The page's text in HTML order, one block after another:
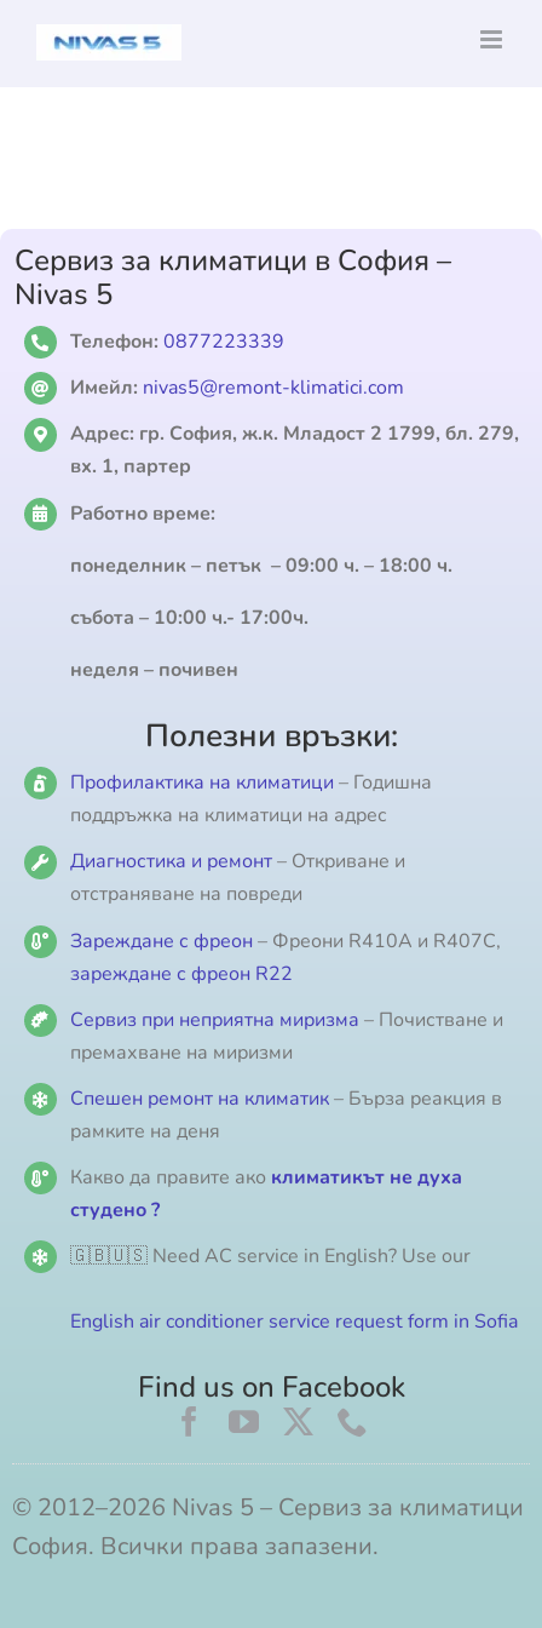
Сервиз за климатици в София –
Nivas 5
Телефон: 0877223339
Имейл: nivas5@remont-klimatici.com
Адрес: гр. София, ж.к. Младост 2 1799, бл. 279,
вх. 1, партер
Работно време:
понеделник – петък – 09:00 ч. – 18:00 ч.
събота – 10:00 ч.- 17:00ч.
неделя – почивен
Полезни връзки:
Профилактика на климатици – Годишна
поддръжка на климатици на адрес
Диагностика и ремонт– Откриване и
отстраняване на повреди
Зареждане с фреон – Фреони R410A и R407C,
зареждане с фреон R22
Сервиз при неприятна миризма – Почистване и
премахване на миризми
Спешен ремонт на климатик– Бърза реакция в
рамките на деня
Какво да правите ако климатикът не духа
студено ?
🇬🇧🇺🇸 Need AC service in English? Use our
English air conditioner service request form in Sofia
Find us on Facebook
© 2012–2026 Nivas 5 – Сервиз за климатици
София. Всички права запазени.